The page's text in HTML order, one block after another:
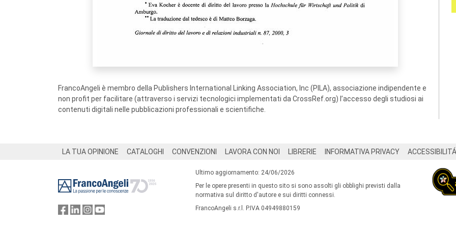
FrancoAngeli è membro della Publishers International Linking Association, Inc (PILA), associazione indipendente e
non profit per facilitare (attraverso i servizi tecnologici implementati da CrossRef.org) l’accesso degli studiosi ai
contenuti digitali nelle pubblicazioni professionali e scientifiche.
LA TUA OPINIONE CATALOGHI CONVENZIONI LAVORA CON NOI LIBRERIE INFORMATIVA PRIVACY ACCESSIBILITÁ
Ultimo aggiornamento: 24/06/2026
Per le opere presenti in questo sito si sono assolti gli obblighi previsti dalla
normativa sul diritto d'autore e sui diritti connessi.
FrancoAngeli s.r.l. P.IVA 04949880159